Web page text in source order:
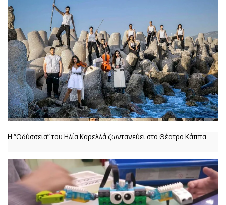
Η “Οδύσσεια” του Ηλία Καρελλά ζωντανεύει στο Θέατρο Κάππα